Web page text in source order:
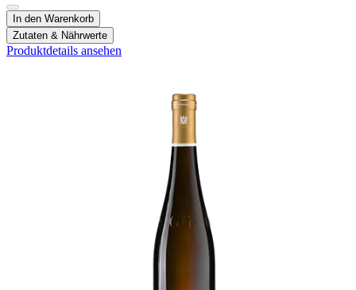
In den Warenkorb
Zutaten & Nährwerte
Produktdetails ansehen